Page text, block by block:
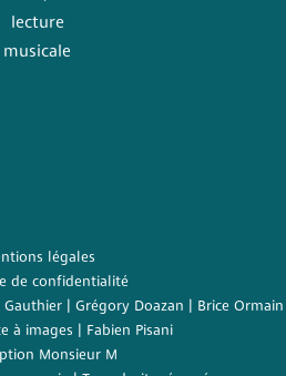
lecture
musicale
légales
de confidentialité
Gauthier| Grégory Doazan |
Brice Ormain
à images | Fabien Pisani
Monsieur M